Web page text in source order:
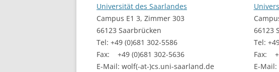
Universität des Saarlandes
Campus E1 3, Zimmer 303
66123 Saarbrücken
Tel: +49 (0)681 302-5586
Fax: +49 (0)681 302-5636
E-Mail: wolf(-at-)cs.uni-saarland.de
66123
Tel:
Fax:
E-